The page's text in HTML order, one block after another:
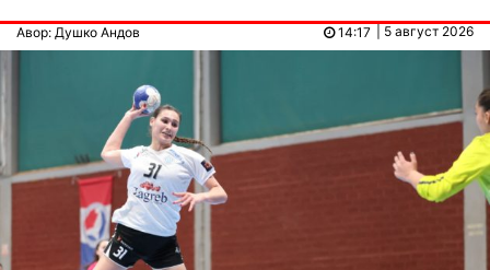
Авор: Душко Андов | 5 август 2026
14:17